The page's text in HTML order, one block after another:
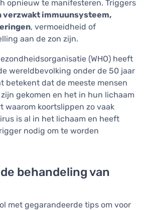
opnieuw te manifesteren. Triggers
verzwakt immuunsysteem,
, vermoeidheid of
aan de zon zijn.
(WHO) heeft
wereldbevolking onder de 50 jaar
betekent dat de meeste mensen
gekomen en het in hun lichaam
waarom koortslippen zo vaak
is al in het lichaam en heeft
nodig om te worden
behandeling van
met gegarandeerde tips om voor